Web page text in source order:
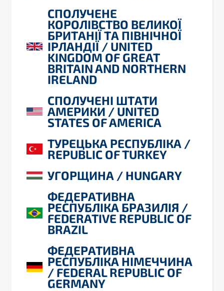
СПОЛУЧЕНЕ
КОРОЛІВСТВО ВЕЛИКОЇ
БРИТАНІЇ ТА ПІВНІЧНОЇ
ІРЛАНДІЇ / UNITED
KINGDOM OF GREAT
BRITAIN AND NORTHERN
IRELAND
СПОЛУЧЕНІ ШТАТИ
АМЕРИКИ / UNITED
STATES OF AMERICA
ТУРЕЦЬКА РЕСПУБЛІКА /
REPUBLIC OF TURKEY
УГОРЩИНА / HUNGARY
ФЕДЕРАТИВНА
РЕСПУБЛІКА БРАЗИЛІЯ /
FEDERATIVE REPUBLIC OF
BRAZIL
ФЕДЕРАТИВНА
РЕСПУБЛІКА НІМЕЧЧИНА
/ FEDERAL REPUBLIC OF
GERMANY